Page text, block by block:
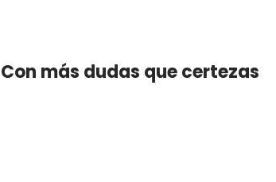
Con más dudas que certezas